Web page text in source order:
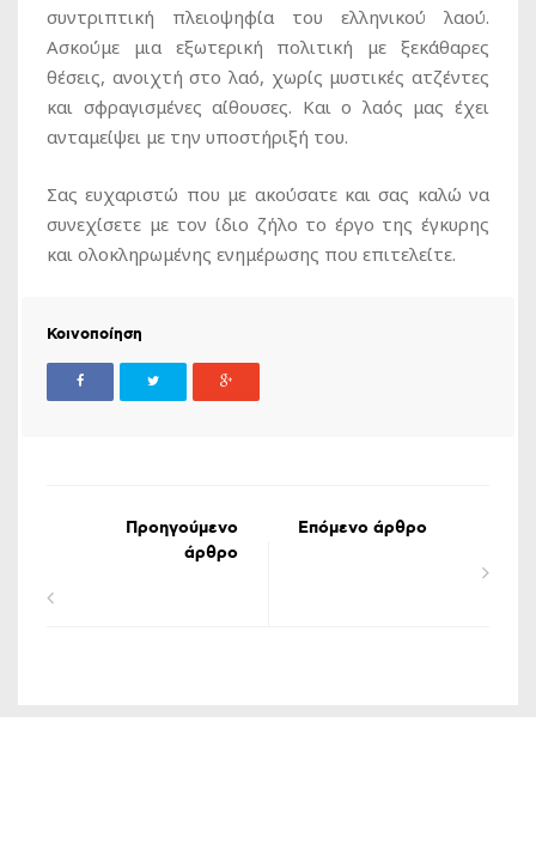
συντριπτική πλειοψηφία του ελληνικού λαού.
Ασκούμε μια εξωτερική πολιτική με ξεκάθαρες
θέσεις, ανοιχτή στο λαό, χωρίς μυστικές ατζέντες
και σφραγισμένες αίθουσες. Και ο λαός μας έχει
ανταμείψει με την υποστήριξή του.
Σας ευχαριστώ που με ακούσατε και σας καλώ να
συνεχίσετε με τον ίδιο ζήλο το έργο της έγκυρης
και ολοκληρωμένης ενημέρωσης που επιτελείτε.
Κοινοποίηση
Προηγούμενο
άρθρο
Επόμενο άρθρο